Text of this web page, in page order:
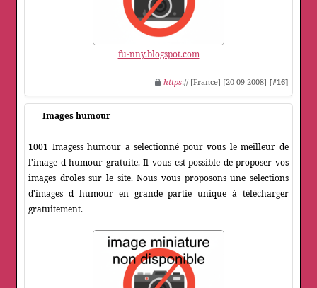
fu-nny.blogspot.com
https:// [France] [20-09-2008] [#16]
Images humour
1001 Imagess humour a selectionné pour vous le meilleur de
l'image d humour gratuite. Il vous est possible de proposer vos
images droles sur le site. Nous vous proposons une selections
d'images d humour en grande partie unique à télécharger
gratuitement.